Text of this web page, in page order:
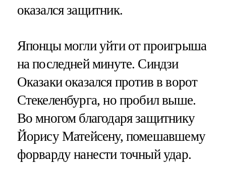
оказался защитник.
Японцы могли уйти от проигрыша
на последней минуте. Синдзи
Оказаки оказался против в ворот
Стекеленбурга, но пробил выше.
Во многом благодаря защитнику
Йорису Матейсену, помешавшему
форварду нанести точный удар.